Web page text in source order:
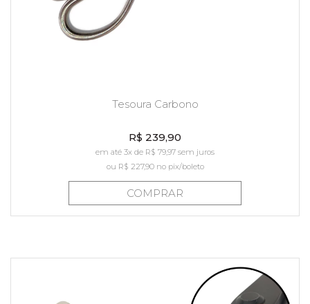
Tesoura Carbono
R$ 239,90
em até 3x de R$ 79,97 sem juros
ou R$ 227,90no pix/boleto
COMPRAR